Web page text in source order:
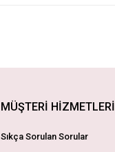
MÜŞTERİ HİZMETLERİ
Sıkça Sorulan Sorular